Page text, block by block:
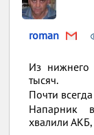
roman
Из нижнего
тысяч.
Почти
Напарник
хвалили АКБ,